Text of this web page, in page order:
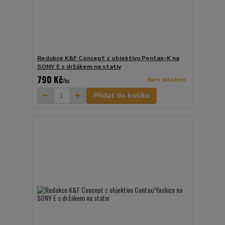
Redukce K&F Concept z objektivu Pentax-K na
SONY E s držákem na stativ
790 Kč/ks Není skladem
Přidat do košíku